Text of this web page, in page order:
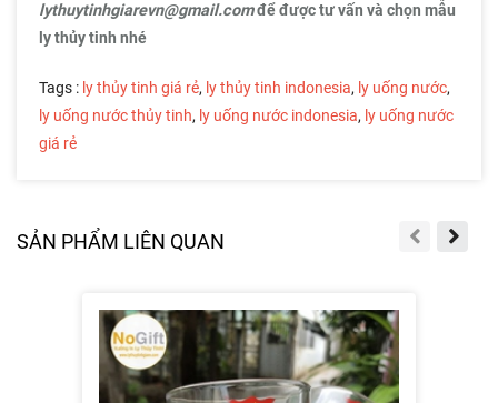
lythuytinhgiarevn@gmail.comđể được tư vấn và chọn mẫu
ly thủy tinh nhé
Tags : ly thủy tinh giá rẻ, ly thủy tinh indonesia, ly uống nước,
ly uống nước thủy tinh, ly uống nước indonesia, ly uống nước
giá rẻ
SẢN PHẨM LIÊN QUAN